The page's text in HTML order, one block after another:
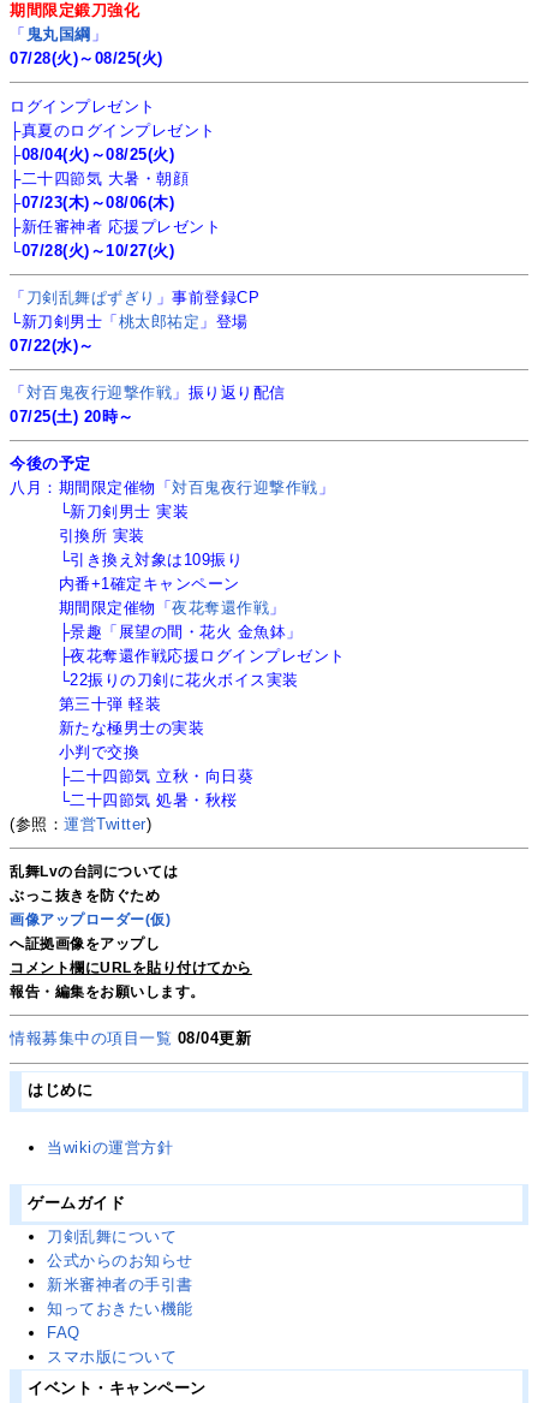
期間限定鍛刀強化
「 鬼丸国綱 」
07/28(火)～08/25(火)
ログインプレゼント
├真夏のログインプレゼント
├08/04(火)～08/25(火)
├二十四節気 大暑・朝顔
├07/23(木)～08/06(木)
├新任審神者 応援プレゼント
└07/28(火)～10/27(火)
「 刀剣乱舞ぱずぎり 」事前登録CP
└新刀剣男士「桃太郎祐定 」登場
07/22(水)～
「 対百鬼夜行迎撃作戦 」振り返り配信
07/25(土) 20時～
今後の予定
八月：期間限定催物「対百鬼夜行迎撃作戦 」
└新刀剣男士 実装
引換所 実装
└引き換え対象は109振り
内番+1確定キャンペーン
期間限定催物「夜花奪還作戦 」
├景趣「展望の間・花火 金魚鉢」
├夜花奪還作戦応援ログインプレゼント
└22振りの刀剣に花火ボイス実装
第三十弾 軽装
新たな極男士の実装
小判で交換
├二十四節気 立秋・向日葵
└二十四節気 処暑・秋桜
(参照：運営Twitter)
乱舞Lvの台詞については
ぶっこ抜きを防ぐため
画像アップローダー(仮)
へ証拠画像をアップし
コメント欄にURLを貼り付けてから
報告・編集をお願いします。
情報募集中の項目一覧 08/04更新
はじめに
当wikiの運営方針
ゲームガイド
刀剣乱舞について
公式からのお知らせ
新米審神者の手引書
知っておきたい機能
FAQ
スマホ版について
イベント・キャンペーン